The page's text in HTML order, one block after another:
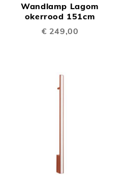
Wandlamp Lagom
okerrood 151cm
€ 249,00